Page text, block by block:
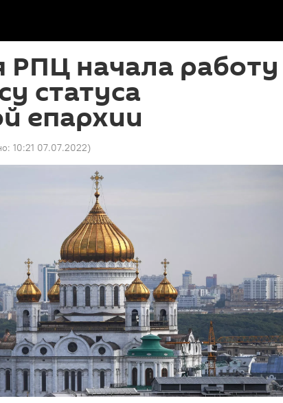
РПЦ начала работу
статуса
епархии
10:21 07.07.2022)